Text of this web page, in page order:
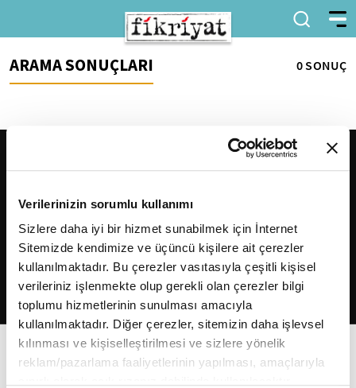
Verilerinizin sorumlu kullanımı
Sizlere daha iyi bir hizmet sunabilmek için İnternet
Sitemizde kendimize ve üçüncü kişilere ait çerezler
kullanılmaktadır. Bu çerezler vasıtasıyla çeşitli kişisel
verileriniz işlenmekte olup gerekli olan çerezler bilgi
toplumu hizmetlerinin sunulması amacıyla
kullanılmaktadır. Diğer çerezler, sitemizin daha işlevsel
kılınması ve kişiselleştirilmesi ve sizlere yönelik
reklam/pazarlama faaliyetlerinin yapılması, amaçlarıyla
ARAMA SONUÇLARI 0 SONUÇ
2026Fikriyat. Tüm hakları saklıdır.